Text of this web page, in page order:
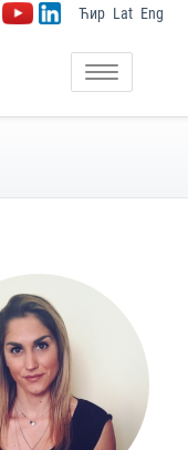
Eng
Lat
Ћир
Panacea
Постављање основа за
јачање капацитета
заједнице економије
Toggle